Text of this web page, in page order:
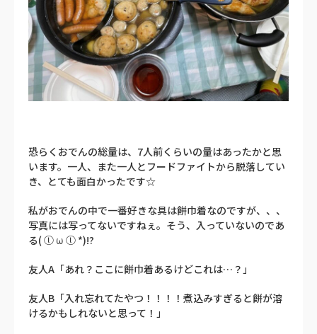
恐らくおでんの総量は、7人前くらいの量はあったかと思
います。一人、また一人とフードファイトから脱落してい
き、とても面白かったです☆
私がおでんの中で一番好きな具は餅巾着なのですが、、、
写真には写ってないですねぇ。そう、入っていないのであ
る( ⓛ ω ⓛ *)!?
友人A「あれ？ここに餅巾着あるけどこれは…？」
友人B「入れ忘れてたやつ！！！！煮込みすぎると餅が溶
けるかもしれないと思って！」